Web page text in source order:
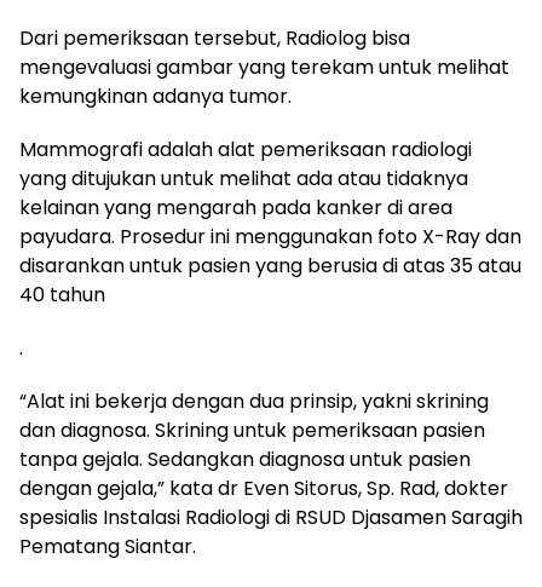
Dari pemeriksaan tersebut, Radiolog bisa
mengevaluasi gambar yang terekam untuk melihat
kemungkinan adanya tumor.
Mammografi adalah alat pemeriksaan radiologi
yang ditujukan untuk melihat ada atau tidaknya
kelainan yang mengarah pada kanker di area
payudara. Prosedur ini menggunakan foto X-Ray dan
disarankan untuk pasien yang berusia di atas 35 atau
40 tahun
.
“Alat ini bekerja dengan dua prinsip, yakni skrining
dan diagnosa. Skrining untuk pemeriksaan pasien
tanpa gejala. Sedangkan diagnosa untuk pasien
dengan gejala,” kata dr Even Sitorus, Sp. Rad, dokter
spesialis Instalasi Radiologi di RSUD Djasamen Saragih
Pematang Siantar.